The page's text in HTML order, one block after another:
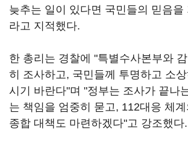
늦추는 일이 있다면 국민들의 믿음을
라고 지적했다.
한 총리는 경찰에 "특별수사본부와
히 조사하고, 국민들께 투명하고 소
시기 바란다"며 "정부는 조사가 끝나
는 책임을 엄중히 묻고, 112대응 체
종합 대책도 마련하겠다"고 강조했다.